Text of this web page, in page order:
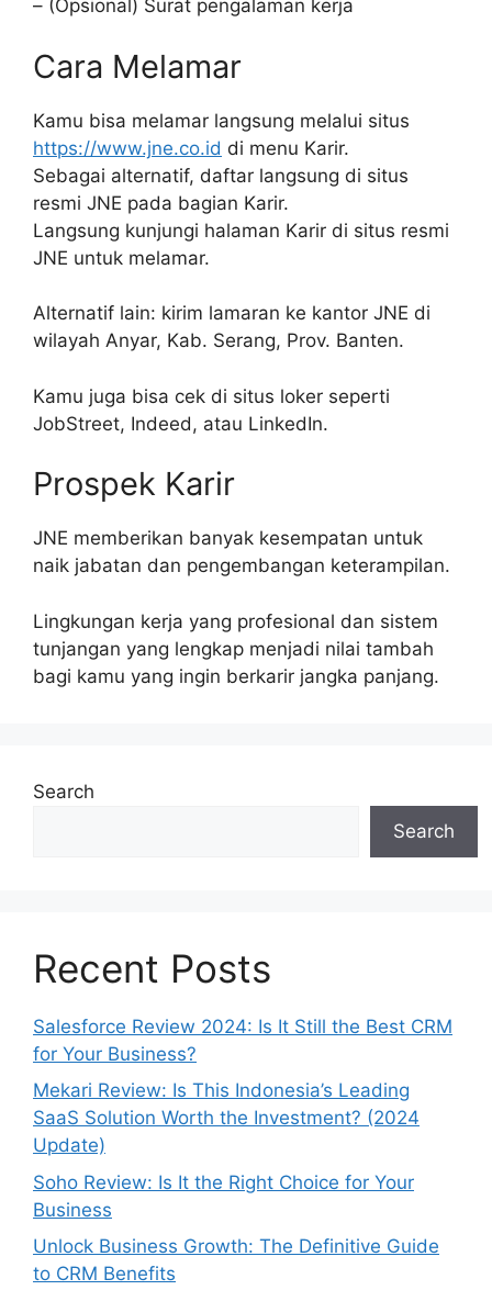
– (Opsional) Surat pengalaman kerja
Cara Melamar
Kamu bisa melamar langsung melalui situs
https://www.jne.co.id di menu Karir.
Sebagai alternatif, daftar langsung di situs
resmi JNE pada bagian Karir.
Langsung kunjungi halaman Karir di situs resmi
JNE untuk melamar.
Alternatif lain: kirim lamaran ke kantor JNE di
wilayah Anyar, Kab. Serang, Prov. Banten.
Kamu juga bisa cek di situs loker seperti
JobStreet, Indeed, atau LinkedIn.
Prospek Karir
JNE memberikan banyak kesempatan untuk
naik jabatan dan pengembangan keterampilan.
Lingkungan kerja yang profesional dan sistem
tunjangan yang lengkap menjadi nilai tambah
bagi kamu yang ingin berkarir jangka panjang.
Search
Search
Recent Posts
Salesforce Review 2024: Is It Still the Best CRM
for Your Business?
Mekari Review: Is This Indonesia’s Leading
SaaS Solution Worth the Investment? (2024
Update)
Soho Review: Is It the Right Choice for Your
Business
Unlock Business Growth: The Definitive Guide
to CRM Benefits